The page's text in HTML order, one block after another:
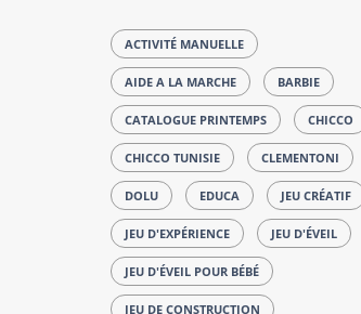
ACTIVITÉ MANUELLE
AIDE A LA MARCHE BARBIE
CATALOGUE PRINTEMPS CHICCO
CHICCO TUNISIE CLEMENTONI
DOLU EDUCA JEU CRÉATIF
JEU D'EXPÉRIENCE JEU D'ÉVEIL
JEU D'ÉVEIL POUR BÉBÉ
JEU DE CONSTRUCTION